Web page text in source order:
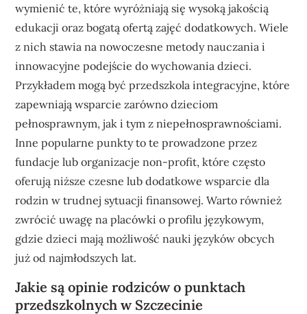
wymienić te, które wyróżniają się wysoką jakością
edukacji oraz bogatą ofertą zajęć dodatkowych. Wiele
z nich stawia na nowoczesne metody nauczania i
innowacyjne podejście do wychowania dzieci.
Przykładem mogą być przedszkola integracyjne, które
zapewniają wsparcie zarówno dzieciom
pełnosprawnym, jak i tym z niepełnosprawnościami.
Inne popularne punkty to te prowadzone przez
fundacje lub organizacje non-profit, które często
oferują niższe czesne lub dodatkowe wsparcie dla
rodzin w trudnej sytuacji finansowej. Warto również
zwrócić uwagę na placówki o profilu językowym,
gdzie dzieci mają możliwość nauki języków obcych
już od najmłodszych lat.
Jakie są opinie rodziców o punktach
przedszkolnych w Szczecinie